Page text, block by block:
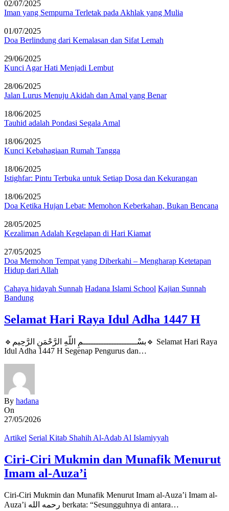
02/07/2025
Iman yang Sempurna Terletak pada Akhlak yang Mulia
01/07/2025
Doa Berlindung dari Kemalasan dan Sifat Lemah
29/06/2025
Kunci Agar Hati Menjadi Lembut
28/06/2025
Jalan Lurus Menuju Akidah dan Amal yang Benar
18/06/2025
Tauhid adalah Pondasi Segala Amal
18/06/2025
Kunci Kebahagiaan Rumah Tangga
18/06/2025
Istighfar: Pintu Terbuka untuk Setiap Dosa dan Kekurangan
18/06/2025
Doa Ketika Hujan Lebat: Memohon Keberkahan, Bukan Bencana
28/05/2025
Kezaliman Adalah Kegelapan di Hari Kiamat
27/05/2025
Doa Memohon Tempat yang Diberkahi – Mengharap Ketetapan
Hidup dari Allah
Cahaya hidayah Sunnah Hadana Islami School Kajian Sunnah
Bandung
Selamat Hari Raya Idul Adha 1447 H
🔹بسْـــــــــــــــــــــمِ اللّهِ الرَّحْمَنِ الرَّحِيم🔹 Selamat Hari Raya
Idul Adha 1447 H Segenap Pengurus dan…
By hadana
On
27/05/2026
Artikel Serial Kitab Shahih Al-Adab Al Islamiyyah
Ciri-Ciri Mukmin dan Munafik Menurut
Imam al-Auza’i
Ciri-Ciri Mukmin dan Munafik Menurut Imam al-Auza’i Imam al-
Auza’i رحمه الله berkata: “Sesungguhnya di antara…